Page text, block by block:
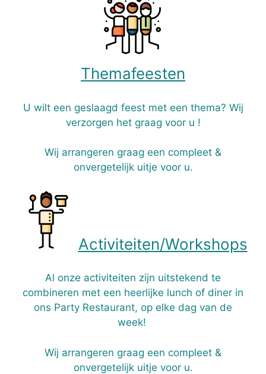
Themafeesten
U wilt een geslaagd feest met een thema? Wij
verzorgen het graag voor u !
Wij arrangeren graag een compleet &
onvergetelijk uitje voor u.
Activiteiten/Workshops
Al onze activiteiten zijn uitstekend te
combineren met een heerlijke lunch of diner in
ons Party Restaurant, op elke dag van de
week!
Wij arrangeren graag een compleet &
onvergetelijk uitje voor u.